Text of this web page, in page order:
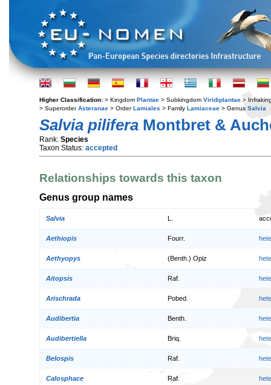
Higher Classification: > Kingdom Plantae > Subkingdom Viridiplantae >
> SuperorderAsteranae > OrderLamiales > Family Lamiaceae > Genus Salvia
Salvia pilifera Montbret &
Rank: Species
Taxon Status: accepted
Relationships towards this taxon
Genus group names
Salvia
Aethiopis Fourr.
Aethyopys (Benth.) Opiz
Aitopsis Raf.
Arischrada Pobed.
Audibertia Benth.
Audibertiella Briq.
Belospis Raf.
Calosphace Raf.